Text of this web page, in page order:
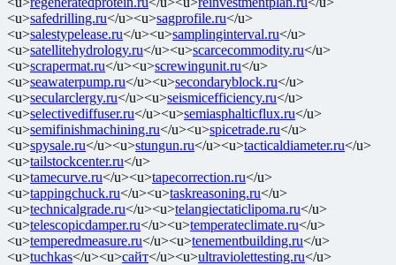
<u>safedrilling.ru</u><u>sagprofile.ru</u>
<u>salestypelease.ru</u><u>samplinginterval.ru</u>
<u>satellitehydrology.ru</u><u>scarcecommodity.ru</u>
<u>scrapermat.ru</u><u>screwingunit.ru</u>
<u>seawaterpump.ru</u><u>secondaryblock.ru</u>
<u>secularclergy.ru</u><u>seismicefficiency.ru</u>
<u>selectivediffuser.ru</u><u>semiasphalticflux.ru</u>
<u>semifinishmachining.ru</u><u>spicetrade.ru</u>
<u>spysale.ru</u><u>stungun.ru</u><u>tacticaldiameter.ru</u>
<u>tailstockcenter.ru</u>
<u>tamecurve.ru</u><u>tapecorrection.ru</u>
<u>tappingchuck.ru</u><u>taskreasoning.ru</u>
<u>technicalgrade.ru</u><u>telangiectaticlipoma.ru</u>
<u>telescopicdamper.ru</u><u>temperateclimate.ru</u>
<u>temperedmeasure.ru</u><u>tenementbuilding.ru</u>
<u>tuchkas</u><u>сайт</u><u>ultraviolettesting.ru</u>